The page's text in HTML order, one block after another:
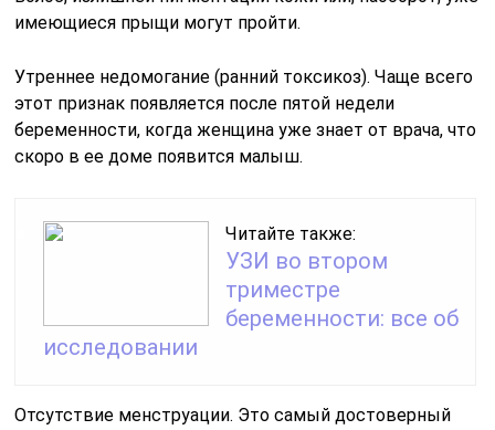
имеющиеся прыщи могут пройти.
Утреннее недомогание (ранний токсикоз). Чаще всего
этот признак появляется после пятой недели
беременности, когда женщина уже знает от врача, что
скоро в ее доме появится малыш.
Читайте также:
УЗИ во втором
триместре
беременности: все об
исследовании
Отсутствие менструации. Это самый достоверный